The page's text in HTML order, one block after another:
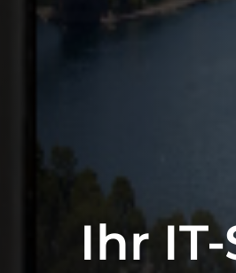
Ihr